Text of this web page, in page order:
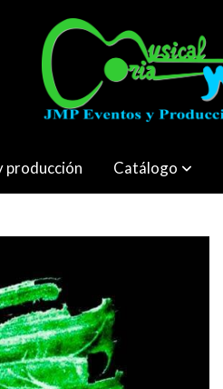
producción Catálogo